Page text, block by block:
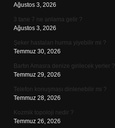
Ağustos 3, 2026
3 tane 7 ne anlama gelir ?
Ağustos 3, 2026
Şeker hastaları hurma yiyebilir mi ?
Temmuz 30, 2026
Bartın Amasra denize girilecek yerler ?
Temmuz 29, 2026
Telefon konuşması dinlenebilir mi ?
Temmuz 28, 2026
Kozmik topoloji nedir ?
Temmuz 26, 2026